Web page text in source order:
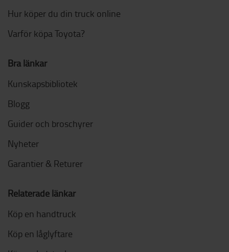
Hur köper du din truck online
Varför köpa Toyota?
Bra länkar
Kunskapsbibliotek
Blogg
Guider och broschyrer
Nyheter
Garantier & Returer
Relaterade länkar
Köp en handtruck
Köp en låglyftare